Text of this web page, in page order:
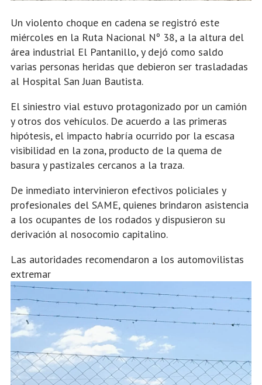
Un violento choque en cadena se registró este
miércoles en la Ruta Nacional Nº 38, a la altura del
área industrial El Pantanillo, y dejó como saldo
varias personas heridas que debieron ser trasladadas
al Hospital San Juan Bautista.
El siniestro vial estuvo protagonizado por un camión
y otros dos vehículos. De acuerdo a las primeras
hipótesis, el impacto habría ocurrido por la escasa
visibilidad en la zona, producto de la quema de
basura y pastizales cercanos a la traza.
De inmediato intervinieron efectivos policiales y
profesionales del SAME, quienes brindaron asistencia
a los ocupantes de los rodados y dispusieron su
derivación al nosocomio capitalino.
Las autoridades recomendaron a los automovilistas
extremar